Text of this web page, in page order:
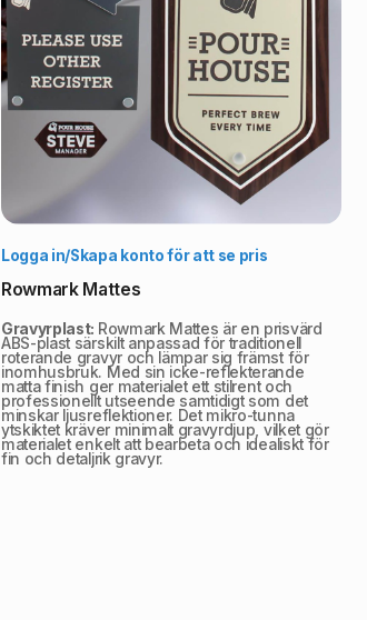
Logga in/Skapa konto för att se pris
Rowmark Mattes
Gravyrplast: Rowmark Mattes är en prisvärd
ABS-plast särskilt anpassad för traditionell
roterande gravyr och lämpar sig främst för
inomhusbruk. Med sin icke-reflekterande
matta finish ger materialet ett stilrent och
professionellt utseende samtidigt som det
minskar ljusreflektioner. Det mikro-tunna
ytskiktet kräver minimalt gravyrdjup, vilket gör
materialet enkelt att bearbeta och idealiskt för
fin och detaljrik gravyr.
Välj alternativ